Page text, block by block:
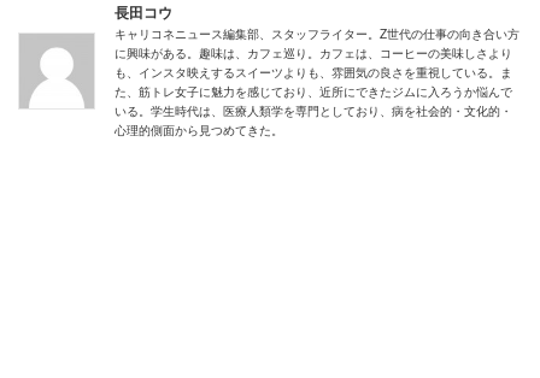
長田コウ
キャリコネニュース編集部、スタッフライター。Z世代の仕事の向き合い方
に興味がある。趣味は、カフェ巡り。カフェは、コーヒーの美味しさより
も、インスタ映えするスイーツよりも、雰囲気の良さを重視している。ま
た、筋トレ女子に魅力を感じており、近所にできたジムに入ろうか悩んで
いる。学生時代は、医療人類学を専門としており、病を社会的・文化的・
心理的側面から見つめてきた。